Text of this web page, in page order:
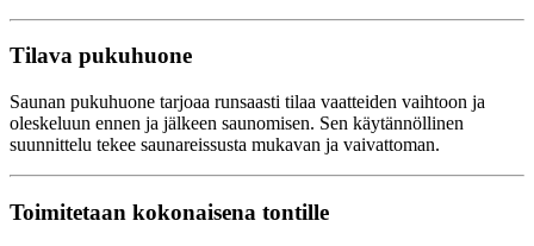
Tilava pukuhuone
Saunan pukuhuone tarjoaa runsaasti tilaa vaatteiden vaihtoon ja
oleskeluun ennen ja jälkeen saunomisen. Sen käytännöllinen
suunnittelu tekee saunareissusta mukavan ja vaivattoman.
Toimitetaan kokonaisena tontille